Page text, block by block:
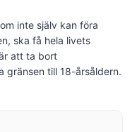
inte själv kan föra
ska få hela livets
att ta bort
gränsen till 18-årsåldern.